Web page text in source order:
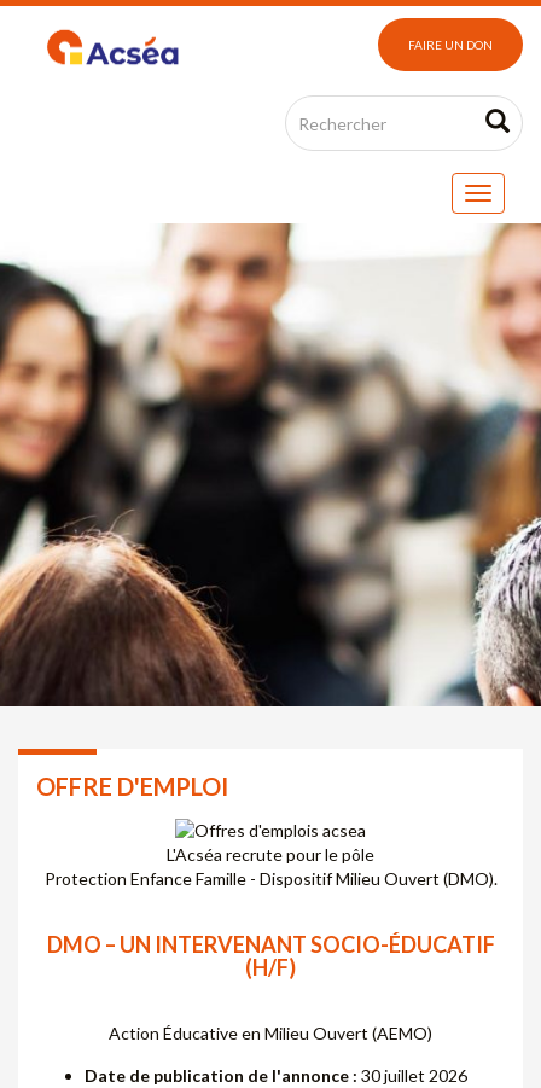
FAIRE UN DON
OFFRE D'EMPLOI
L'Acséa recrute pour le pôle
Protection Enfance Famille - Dispositif Milieu Ouvert (DMO).
DMO – UN INTERVENANT SOCIO-ÉDUCATIF
(H/F)
Action Éducative en Milieu Ouvert (AEMO)
Date de publication de l'annonce : 30 juillet 2026